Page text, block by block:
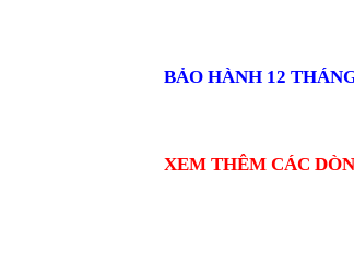
BẢO HÀNH 12
XEM THÊM CÁC